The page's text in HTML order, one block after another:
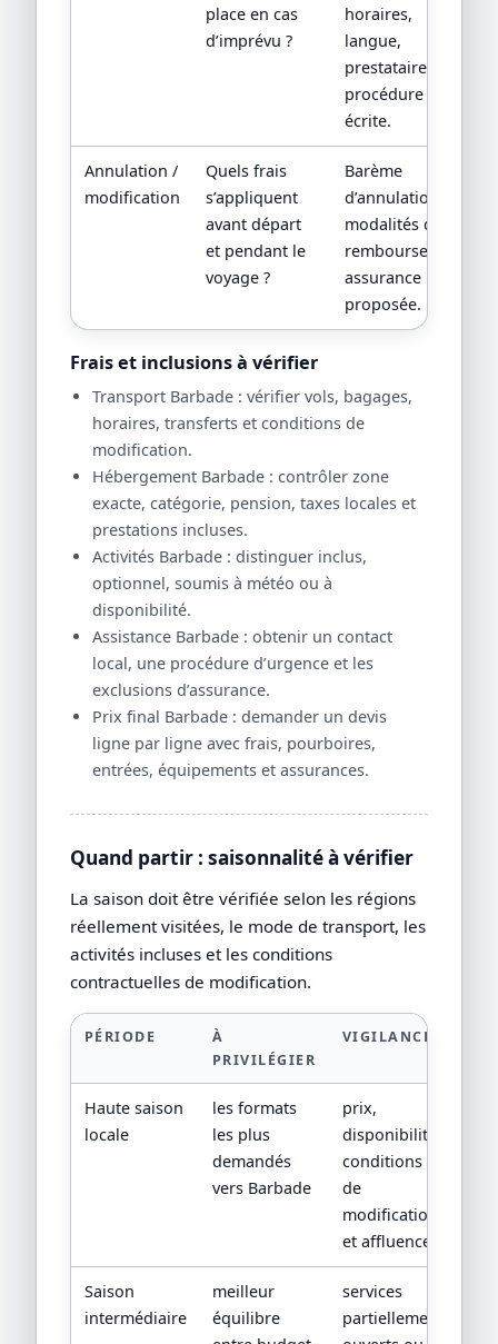
place en cas
d’imprévu ?
horaires,
langue,
prestataire local,
procédure
écrite.
Annulation /
modification
Quels frais
s’appliquent
avant départ
et pendant le
voyage ?
Barème
d’annulation,
modalités de
remboursement,
assurance
proposée.
Frais et inclusions à vérifier
Transport Barbade : vérifier vols, bagages,
horaires, transferts et conditions de
modification.
Hébergement Barbade : contrôler zone
exacte, catégorie, pension, taxes locales et
prestations incluses.
Activités Barbade : distinguer inclus,
optionnel, soumis à météo ou à
disponibilité.
Assistance Barbade : obtenir un contact
local, une procédure d’urgence et les
exclusions d’assurance.
Prix final Barbade : demander un devis
ligne par ligne avec frais, pourboires,
entrées, équipements et assurances.
Quand partir : saisonnalité à vérifier
La saison doit être vérifiée selon les régions
réellement visitées, le mode de transport, les
activités incluses et les conditions
contractuelles de modification.
PÉRIODE
À
PRIVILÉGIER
VIGILANCE
Haute saison
locale
les formats
les plus
demandés
vers Barbade
prix,
disponibilité,
conditions
de
modification
et affluence
Saison
intermédiaire
meilleur
équilibre
services
partiellement